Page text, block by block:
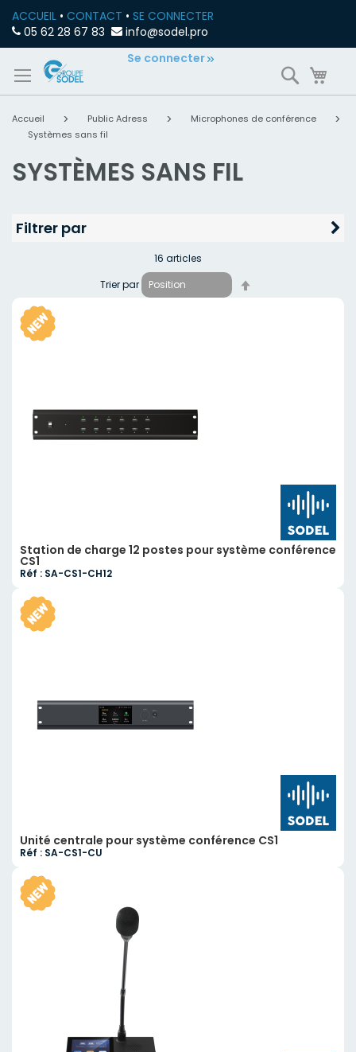
ACCUEIL • CONTACT • SE CONNECTER
05 62 28 67 83
info@sodel.pro
Se connecter
Accueil Public Adress
Microphones de conférence
Systèmes sans fil
SYSTÈMES SANS FIL
16 articles
Trier par
Station de charge 12 postes pour système conférence
CS1
Réf : SA-CS1-CH12
Unité centrale pour système conférence CS1
Réf : SA-CS1-CU
Filtrer par